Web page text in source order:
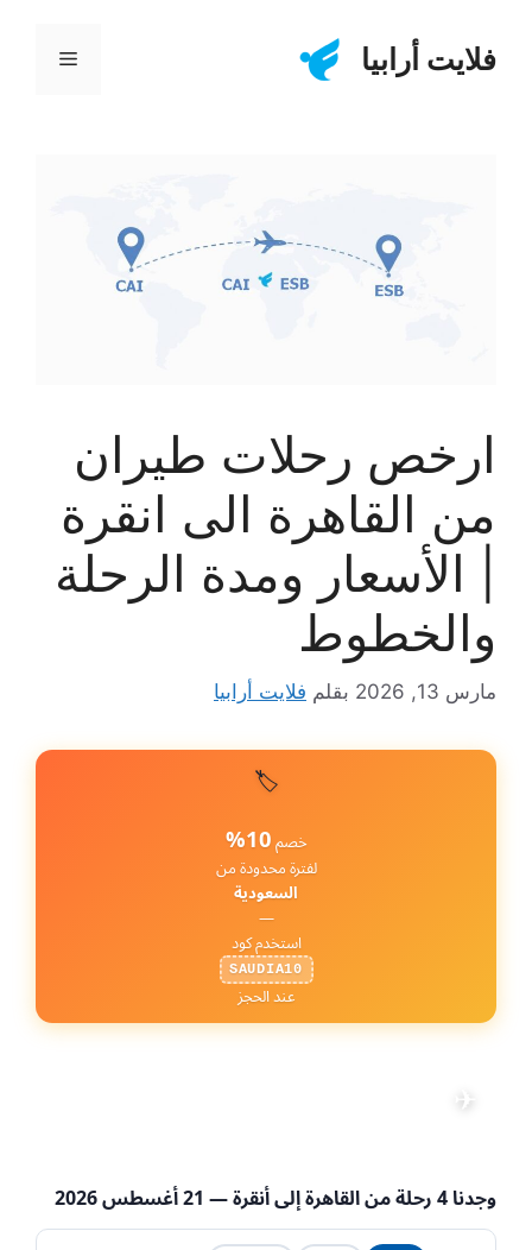
المحتوىفلايت أرابيا القائمة
ارخص رحلات طيران
من القاهرة الى انقرة
| الأسعار ومدة الرحلة
والخطوط
مارس 13, 2026 بقلم فلايت أرابيا
🏷️
خصم 10%
لفترة محدودة من
السعودية
—
استخدم كود
SAUDIA10
عند الحجز
✈
وجدنا 4 رحلة منالقاهرةإلىأنقرة— 21 أغسطس 2026